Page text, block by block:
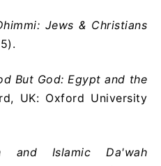
Jews & Christians
But God: Egypt and the
UK: Oxford University
and Islamic Da'wah